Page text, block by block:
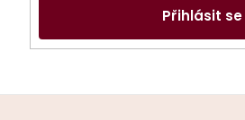
Přihlásit se